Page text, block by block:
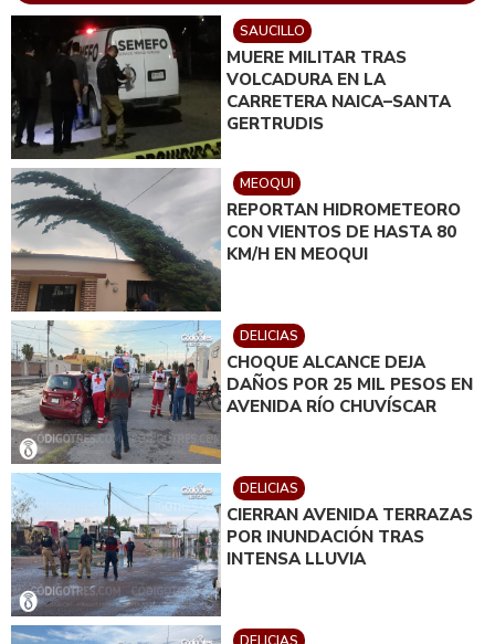
SAUCILLO
MUERE MILITAR TRAS
VOLCADURA EN LA
CARRETERA NAICA–SANTA
GERTRUDIS
MEOQUI
REPORTAN HIDROMETEORO
CON VIENTOS DE HASTA 80
KM/H EN MEOQUI
DELICIAS
CHOQUE ALCANCE DEJA
DAÑOS POR 25 MIL PESOS EN
AVENIDA RÍO CHUVÍSCAR
DELICIAS
CIERRAN AVENIDA TERRAZAS
POR INUNDACIÓN TRAS
INTENSA LLUVIA